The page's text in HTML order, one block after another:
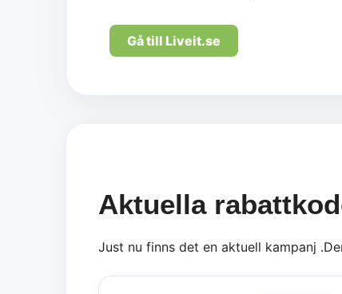
Gå till Liveit.se
Aktuella
Just nu finns det en aktuell kampanj